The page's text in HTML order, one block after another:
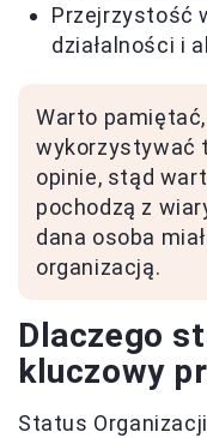
Przejrzystość
działalności i
Warto
wykorzystywać
opinie, stąd
pochodzą z
dana osoba
organizacją.
Dlaczego
kluczowy
Status